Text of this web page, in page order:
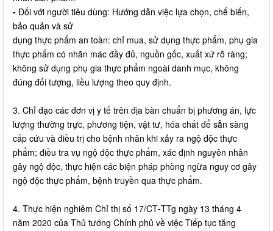
- Đối với người tiêu dùng: Hướng dẫn việc lựa chọn, chế biến,
bảo quản và sử
dụng thực phẩm an toàn: chỉ mua, sử dụng thực phẩm, phụ gia
thực phẩm có nhãn mác đầy đủ, nguồn gốc, xuất xứ rõ ràng;
không sử dụng phụ gia thực phẩm ngoài danh mục, không
đúng đối tượng, liều lượng theo quy định.
3. Chỉ đạo các đơn vị y tế trên địa bàn chuẩn bị phương án, lực
lượng thường trực, phương tiện, vật tư, hóa chất để sẵn sàng
cấp cứu và điều trị cho bệnh nhân khi xảy ra ngộ độc thực
phẩm; điều tra vụ ngộ độc thực phẩm, xác định nguyên nhân
gây ngộ độc, thực hiện các biện pháp phòng ngừa nguy cơ gây
ngộ độc thực phẩm, bệnh truyền qua thực phẩm.
4. Thực hiện nghiêm Chỉ thị số 17/CT-TTg ngày 13 tháng 4
năm 2020 của Thủ tướng Chính phủ về việc Tiếp tục tăng